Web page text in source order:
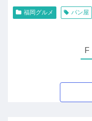
福岡グルメ パン屋